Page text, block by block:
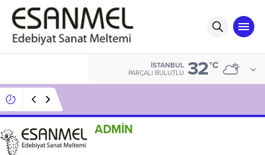
İSTANBUL
PARÇALI BULUTLU 32°C
ADMİN